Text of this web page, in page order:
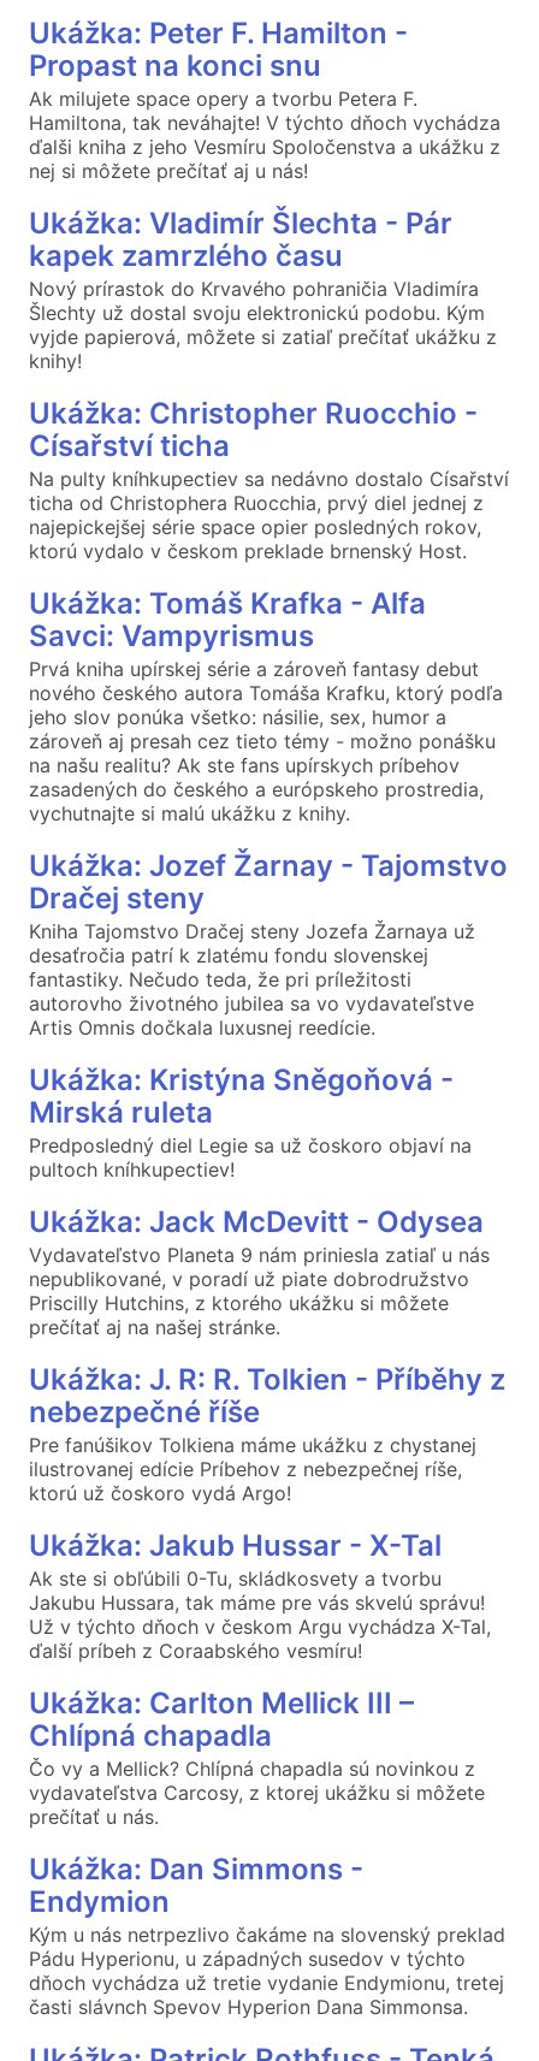
Ukážka: Peter F. Hamilton -
Propast na konci snu
Ak milujete space opery a tvorbu Petera F.
Hamiltona, tak neváhajte! V týchto dňoch vychádza
ďalši kniha z jeho Vesmíru Spoločenstva a ukážku z
nej si môžete prečítať aj u nás!
Ukážka: Vladimír Šlechta - Pár
kapek zamrzlého času
Nový prírastok do Krvavého pohraničia Vladimíra
Šlechty už dostal svoju elektronickú podobu. Kým
vyjde papierová, môžete si zatiaľ prečítať ukážku z
knihy!
Ukážka: Christopher Ruocchio -
Císařství ticha
Na pulty kníhkupectiev sa nedávno dostalo Císařství
ticha od Christophera Ruocchia, prvý diel jednej z
najepickejšej série space opier posledných rokov,
ktorú vydalo v českom preklade brnenský Host.
Ukážka: Tomáš Krafka - Alfa
Savci: Vampyrismus
Prvá kniha upírskej série a zároveň fantasy debut
nového českého autora Tomáša Krafku, ktorý podľa
jeho slov ponúka všetko: násilie, sex, humor a
zároveň aj presah cez tieto témy - možno ponášku
na našu realitu? Ak ste fans upírskych príbehov
zasadených do českého a európskeho prostredia,
vychutnajte si malú ukážku z knihy.
Ukážka: Jozef Žarnay - Tajomstvo
Dračej steny
Kniha Tajomstvo Dračej steny Jozefa Žarnaya už
desaťročia patrí k zlatému fondu slovenskej
fantastiky. Nečudo teda, že pri príležitosti
autorovho životného jubilea sa vo vydavateľstve
Artis Omnis dočkala luxusnej reedície.
Ukážka: Kristýna Sněgoňová -
Mirská ruleta
Predposledný diel Legie sa už čoskoro objaví na
pultoch kníhkupectiev!
Ukážka: Jack McDevitt - Odysea
Vydavateľstvo Planeta 9 nám priniesla zatiaľ u nás
nepublikované, v poradí už piate dobrodružstvo
Priscilly Hutchins, z ktorého ukážku si môžete
prečítať aj na našej stránke.
Ukážka: J. R: R. Tolkien - Příběhy z
nebezpečné říše
Pre fanúšikov Tolkiena máme ukážku z chystanej
ilustrovanej edície Príbehov z nebezpečnej ríše,
ktorú už čoskoro vydá Argo!
Ukážka: Jakub Hussar - X-Tal
Ak ste si obľúbili 0-Tu, skládkosvety a tvorbu
Jakubu Hussara, tak máme pre vás skvelú správu!
Už v týchto dňoch v českom Argu vychádza X-Tal,
ďalší príbeh z Coraabského vesmíru!
Ukážka: Carlton Mellick III –
Chlípná chapadla
Čo vy a Mellick? Chlípná chapadla sú novinkou z
vydavateľstva Carcosy, z ktorej ukážku si môžete
prečítať u nás.
Ukážka: Dan Simmons -
Endymion
Kým u nás netrpezlivo čakáme na slovenský preklad
Pádu Hyperionu, u západných susedov v týchto
dňoch vychádza už tretie vydanie Endymionu, tretej
časti slávnch Spevov Hyperion Dana Simmonsa.